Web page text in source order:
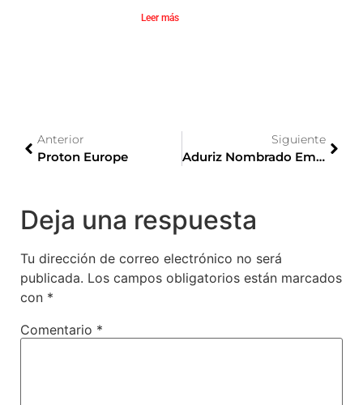
Leer más
Anterior
Proton Europe
Siguiente
Aduriz Nombrado Embajador De La Cocina Japonesa
Deja una respuesta
Tu dirección de correo electrónico no será
publicada. Los campos obligatorios están marcados
con *
Comentario *